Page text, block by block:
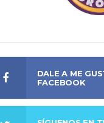
DALE A ME
FACEBOOK